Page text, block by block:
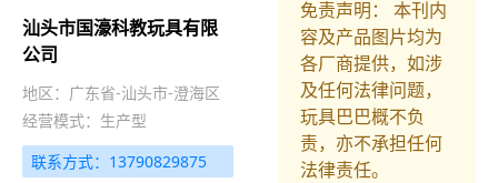
汕头市国濠科教玩具有限
公司
地区：广东省-汕头市-澄海区
经营模式：生产型
联系方式：13790829875
免责声明： 本刊内
容及产品图片均为
各厂商提供，如涉
及任何法律问题，
玩具巴巴概不负
责，亦不承担任何
法律责任。